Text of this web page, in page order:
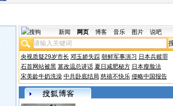
新闻 网页 博客 音乐 图片 说吧
央视质疑29岁市长 邓玉娇失踪 朝鲜军事演习 日本兵赎罪
石首网站被黑 篡改温总讲话 夏日减肥秘方 日本瘦脸法
宋美龄牛奶洗澡 中共卧底结局 慈禧不快乐 侵略中国报告